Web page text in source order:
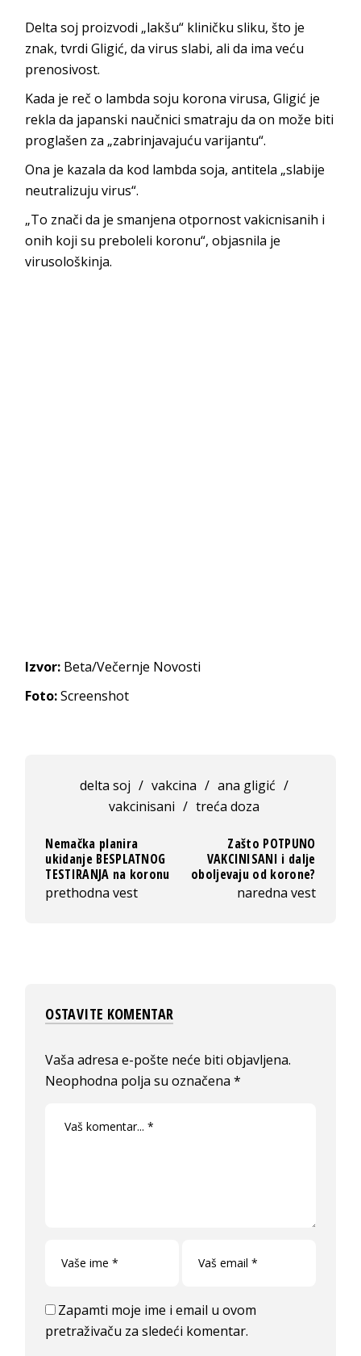
Delta soj proizvodi „lakšu“ kliničku sliku, što je
znak, tvrdi Gligić, da virus slabi, ali da ima veću
prenosivost.
Kada je reč o lambda soju korona virusa, Gligić je
rekla da japanski naučnici smatraju da on može biti
proglašen za „zabrinjavajuću varijantu“.
Ona je kazala da kod lambda soja, antitela „slabije
neutralizuju virus“.
„To znači da je smanjena otpornost vakicnisanih i
onih koji su preboleli koronu“, objasnila je
virusološkinja.
Izvor: Beta/Večernje Novosti
Foto:Screenshot
delta soj / vakcina / ana gligić /
vakcinisani / treća doza
Nemačka planira
ukidanje BESPLATNOG
TESTIRANJA na koronu
prethodna vest
Zašto POTPUNO
VAKCINISANI i dalje
oboljevaju od korone?
naredna vest
OSTAVITE KOMENTAR
Vaša adresa e-pošte neće biti objavljena.
Neophodna polja su označena*
Zapamti moje ime i email u ovom
pretraživaču za sledeći komentar.